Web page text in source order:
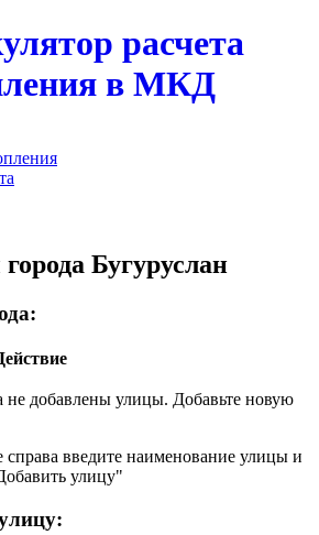
расчета
в МКД
Бугуруслан
не добавлены улицы. Добавьте новую
справа введите наименование улицы и
улицу"